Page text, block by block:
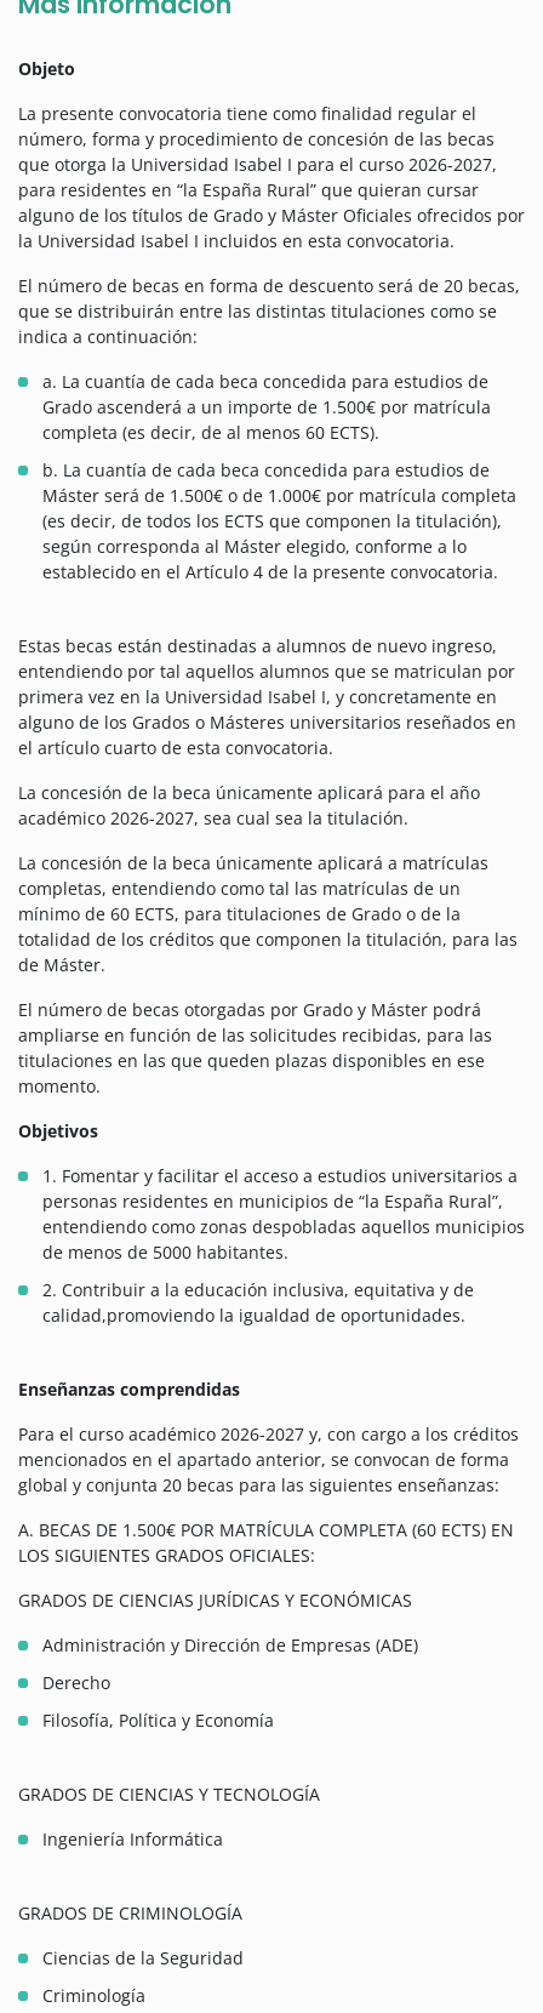
Objeto
La presente convocatoria tiene como finalidad regular el
número, forma y procedimiento de concesión de las becas
que otorga la Universidad Isabel I para el curso 2026-2027,
para residentes en “la España Rural” que quieran cursar
alguno de los títulos de Grado y Máster Oficiales ofrecidos por
la Universidad Isabel I incluidos en esta convocatoria.
El número de becas en forma de descuento será de 20 becas,
que se distribuirán entre las distintas titulaciones como se
indica a continuación:
a. La cuantía de cada beca concedida para estudios de
Grado ascenderá a un importe de 1.500€ por matrícula
completa (es decir, de al menos 60 ECTS).
b. La cuantía de cada beca concedida para estudios de
Máster será de 1.500€ o de 1.000€ por matrícula completa
(es decir, de todos los ECTS que componen la titulación),
según corresponda al Máster elegido, conforme a lo
establecido en el Artículo 4 de la presente convocatoria.
Estas becas están destinadas a alumnos de nuevo ingreso,
entendiendo por tal aquellos alumnos que se matriculan por
primera vez en la Universidad Isabel I, y concretamente en
alguno de los Grados o Másteres universitarios reseñados en
el artículo cuarto de esta convocatoria.
La concesión de la beca únicamente aplicará para el año
académico 2026-2027, sea cual sea la titulación.
La concesión de la beca únicamente aplicará a matrículas
completas, entendiendo como tal las matrículas de un
mínimo de 60 ECTS, para titulaciones de Grado o de la
totalidad de los créditos que componen la titulación, para las
de Máster.
El número de becas otorgadas por Grado y Máster podrá
ampliarse en función de las solicitudes recibidas, para las
titulaciones en las que queden plazas disponibles en ese
momento.
Objetivos
1. Fomentar y facilitar el acceso a estudios universitarios a
personas residentes en municipios de “la España Rural”,
entendiendo como zonas despobladas aquellos municipios
de menos de 5000 habitantes.
2. Contribuir a la educación inclusiva, equitativa y de
calidad,promoviendo la igualdad de oportunidades.
Enseñanzas comprendidas
Para el curso académico 2026-2027 y, con cargo a los créditos
mencionados en el apartado anterior, se convocan de forma
global y conjunta 20 becas para las siguientes enseñanzas:
A. BECAS DE 1.500€ POR MATRÍCULA COMPLETA (60 ECTS) EN
LOS SIGUIENTES GRADOS OFICIALES:
GRADOS DE CIENCIAS JURÍDICAS Y ECONÓMICAS
Administración y Dirección de Empresas (ADE)
Derecho
Filosofía, Política y Economía
GRADOS DE CIENCIAS Y TECNOLOGÍA
Ingeniería Informática
GRADOS DE CRIMINOLOGÍA
Ciencias de la Seguridad
Criminología